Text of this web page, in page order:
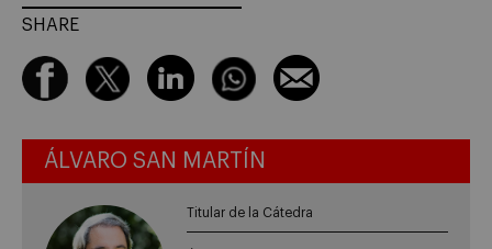
SHARE
ÁLVARO SAN MARTÍN
Titular de la Cátedra